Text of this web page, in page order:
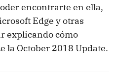
encontrarte en ella,
Edge y otras
explicando cómo
la October 2018 Update.